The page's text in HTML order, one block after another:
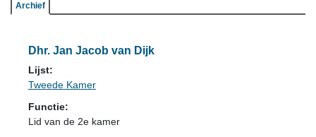
Archief
Dhr. Jan Jacob van Dijk
Lijst:
Tweede Kamer
Functie:
Lid van de 2e kamer